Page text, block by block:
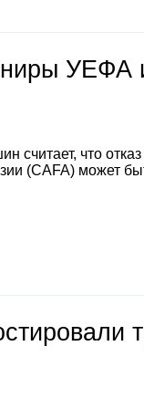
что
(CAFA) может